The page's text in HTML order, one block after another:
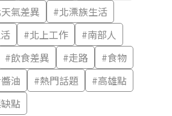
氣差異 #北漂族生活
#北上工作 #南部人
#飲食差異 #走路 #食物
醬油 #熱門話題 #高雄點
點